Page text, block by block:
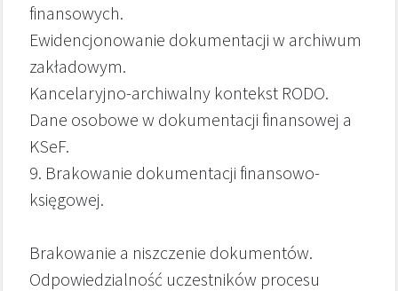
finansowych.
Ewidencjonowanie dokumentacji w archiwum
zakładowym.
Kancelaryjno-archiwalny kontekst RODO.
Dane osobowe w dokumentacji finansowej a
KSeF.
9. Brakowanie dokumentacji finansowo-
księgowej.
Brakowanie a niszczenie dokumentów.
Odpowiedzialność uczestników procesu